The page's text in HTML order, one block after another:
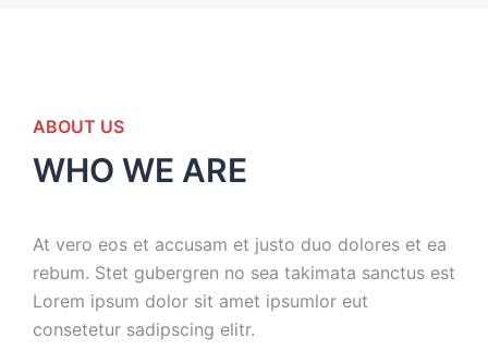
ABOUT US
WHO WE ARE
At vero eos et accusam et justo duo dolores et ea
rebum. Stet gubergren no sea takimata sanctus est
Lorem ipsum dolor sit amet ipsumlor eut
consetetur sadipscing elitr.